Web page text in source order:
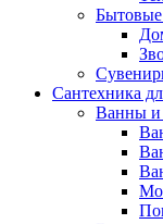
Сантехника
Ванны и